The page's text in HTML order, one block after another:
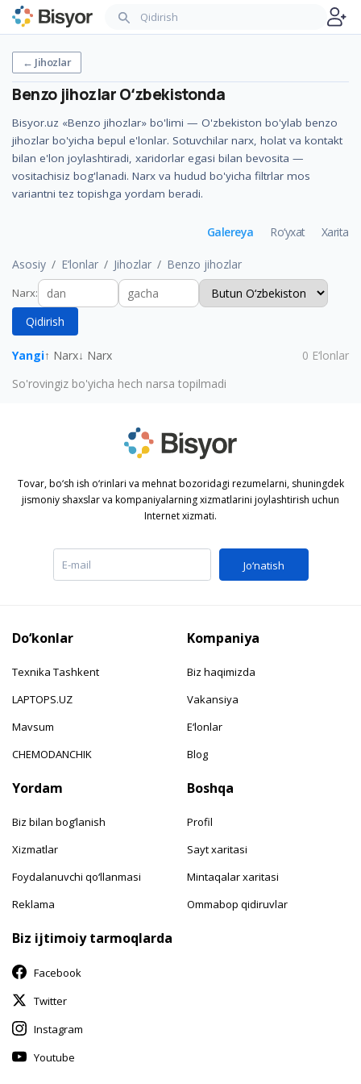
← Jihozlar
Benzo jihozlarOʻzbekistonda
Bisyor.uz «Benzo jihozlar» bo'limi — O'zbekiston bo'ylab benzo
jihozlar bo'yicha bepul e'lonlar. Sotuvchilar narx, holat va kontakt
bilan e'lon joylashtiradi, xaridorlar egasi bilan bevosita —
vositachisiz bog'lanadi. Narx va hudud bo'yicha filtrlar mos
variantni tez topishga yordam beradi.
Asosiy E‘lonlar Jihozlar Benzo jihozlar
Galereya Ro‘yxat Xarita
Narx:
Qidirish
Yangi↑ Narx↓ Narx 0 E‘lonlar
So'rovingiz bo'yicha hech narsa topilmadi
Tovar, bo‘sh ish o‘rinlari va mehnat bozoridagi rezumelarni, shuningdek
jismoniy shaxslar va kompaniyalarning xizmatlarini joylashtirish uchun
Internet xizmati.
Jo‘natish
Do‘konlar
Texnika Tashkent
LAPTOPS.UZ
Mavsum
CHEMODANCHIK
Kompaniya
Biz haqimizda
Vakansiya
E‘lonlar
Blog
Yordam
Biz bilan bog‘lanish
Xizmatlar
Foydalanuvchi qo‘llanmasi
Reklama
Boshqa
Profil
Sayt xaritasi
Mintaqalar xaritasi
Ommabop qidiruvlar
Biz ijtimoiy tarmoqlarda
Facebook
Twitter
Instagram
Youtube